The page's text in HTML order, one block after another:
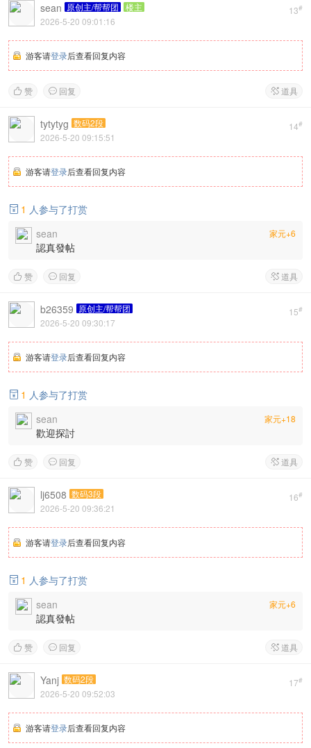
13#
sean 原创主/帮帮团
楼主
2026-5-20 09:01:16
游客请登录后查看回复内容
 赞  回复  道具
14#
tytytyg 数码2段
2026-5-20 09:15:51
游客请登录后查看回复内容
 1 人参与了打赏
家元+6
sean
認真發帖
 赞  回复  道具
15#
b26359 原创主/帮帮团
2026-5-20 09:30:17
游客请登录后查看回复内容
 1 人参与了打赏
家元+18
sean
歡迎探討
 赞  回复  道具
16#
lj6508 数码3段
2026-5-20 09:36:21
游客请登录后查看回复内容
 1 人参与了打赏
家元+6
sean
認真發帖
 赞  回复  道具
17#
Yanj 数码2段
2026-5-20 09:52:03
游客请登录后查看回复内容